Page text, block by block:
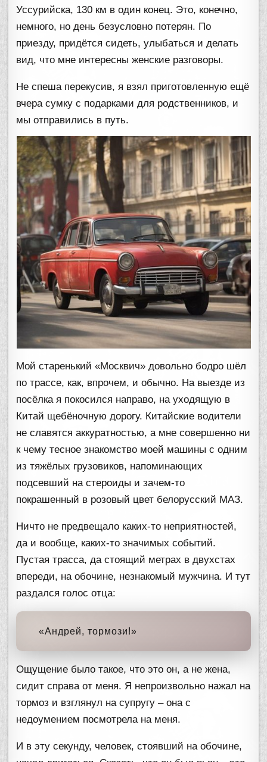
Уссурийска, 130 км в один конец. Это, конечно,
немного, но день безусловно потерян. По
приезду, придётся сидеть, улыбаться и делать
вид, что мне интересны женские разговоры.
Не спеша перекусив, я взял приготовленную ещё
вчера сумку с подарками для родственников, и
мы отправились в путь.
Мой старенький «Москвич» довольно бодро шёл
по трассе, как, впрочем, и обычно. На выезде из
посёлка я покосился направо, на уходящую в
Китай щебёночную дорогу. Китайские водители
не славятся аккуратностью, а мне совершенно ни
к чему тесное знакомство моей машины с одним
из тяжёлых грузовиков, напоминающих
подсевший на стероиды и зачем-то
покрашенный в розовый цвет белорусский МАЗ.
Ничто не предвещало каких-то неприятностей,
да и вообще, каких-то значимых событий.
Пустая трасса, да стоящий метрах в двухстах
впереди, на обочине, незнакомый мужчина. И тут
раздался голос отца:
«Андрей, тормози!»
Ощущение было такое, что это он, а не жена,
сидит справа от меня. Я непроизвольно нажал на
тормоз и взглянул на супругу – она с
недоумением посмотрела на меня.
И в эту секунду, человек, стоявший на обочине,